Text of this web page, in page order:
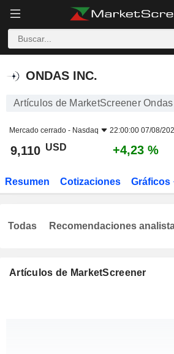
ONDAS INC.
ONDAS INC.
Artículos de MarketScreener Ondas
Mercado cerrado - Nasdaq 22:00:00 07/08/
9,110 USD +4,23 %
Resumen Cotizaciones Gráficos
Artículos de MarketScreener
Todas Recomendaciones